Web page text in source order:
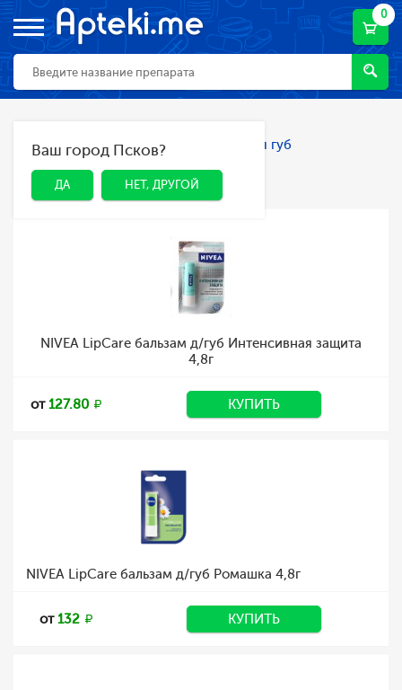
0
ДА НЕТ, ДРУГОЙ
Ваш город Псков?
ДА НЕТ, ДРУГОЙ
Главная Каталог Косметика Для губ
Для губ
NIVEA LipCare бальзам д/губ Интенсивная защита
4,8г
от127.80 КУПИТЬ
NIVEA LipCare бальзам д/губ Ромашка 4,8г
от132 КУПИТЬ